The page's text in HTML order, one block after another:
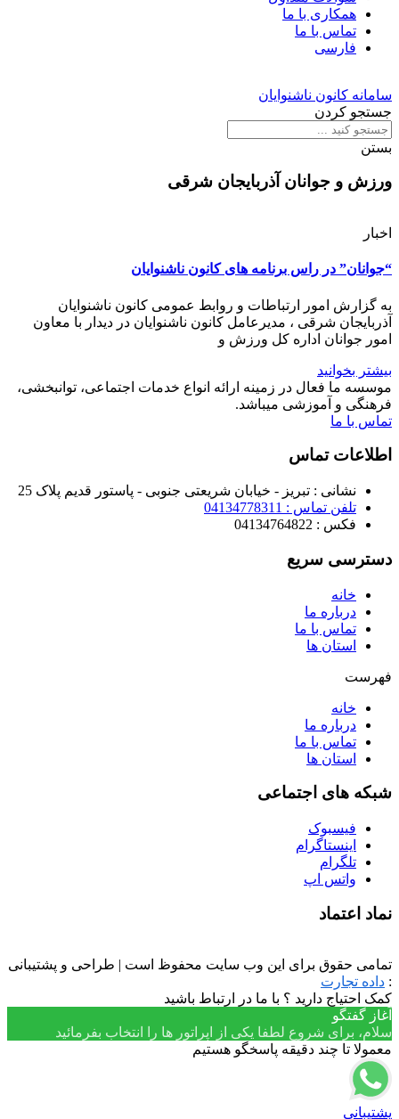
همکاری با ما
تماس با ما
فارسی
سامانه کانون ناشنوایان
جستجو کردن
بستن
ورزش و جوانان آذربایجان شرقی
اخبار
“جوانان” در راس برنامه های کانون ناشنوایان
به گزارش امور ارتباطات و روابط عمومی کانون ناشنوایان
آذربایجان شرقی ، مدیرعامل کانون ناشنوایان در دیدار با معاون
امور جوانان اداره کل ورزش و
بیشتر بخوانید
موسسه ما فعال در زمینه ارائه انواع خدمات اجتماعی، توانبخشی،
فرهنگی و آموزشی میباشد.
تماس با ما
اطلاعات تماس
نشانی : تبریز - خیابان شریعتی جنوبی - پاستور قدیم پلاک 25
تلفن تماس : 04134778311
فکس : 04134764822
دسترسی سریع
خانه
درباره ما
تماس با ما
استان ها
فهرست
خانه
درباره ما
تماس با ما
استان ها
شبکه های اجتماعی
فیسبوک
اینستاگرام
تلگرام
واتس اپ
نماد اعتماد
تمامی حقوق برای این وب سایت محفوظ است | طراحی و پشتیبانی
: داده تجارت
کمک احتیاج دارید ؟ با ما در ارتباط باشید
آغاز گفتگو
سلام، برای شروع لطفا یکی از اپراتور ها را انتخاب بفرمائید
معمولا تا چند دقیقه پاسخگو هستیم
پشتیبانی